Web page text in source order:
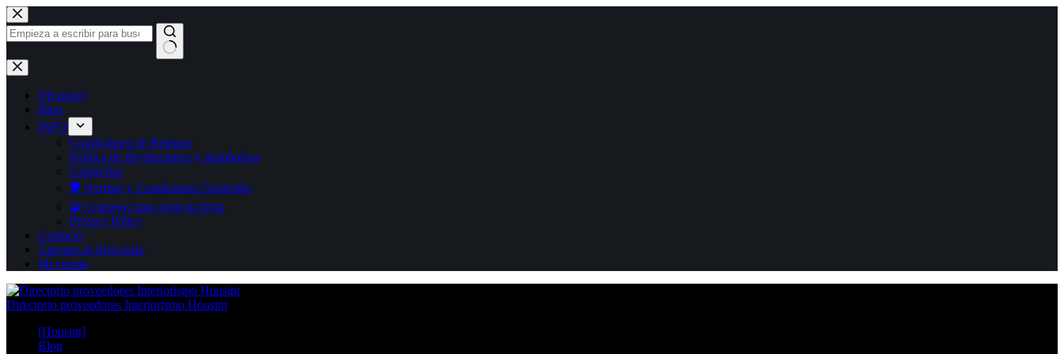
Saltar
al
contenido
Sin
resultados
[Housint]
Blog
INFO
Condiciones de Registro
Política de devoluciones y reembolsos
Categorías
🛡️ Normas y Condiciones Generales
🧩 Consejos para crear tu ficha
Privacy Policy
Contacto
Agregar al Directorio
Mi cuenta
Directorio proveedores Interiorismo Housint
[Housint]
Blog